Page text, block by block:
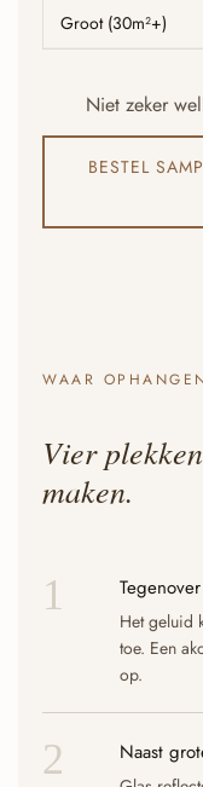
Groot (30m²+)
Niet zeker
BESTEL
WAAR
Vier
maken.
1
Het geluid
toe. Een
op.
2 Naast